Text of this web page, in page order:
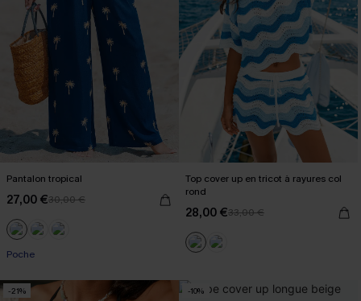
Pantalon tropical
27,00 €30,00 €
Poche
Top cover up en tricot à rayures col
rond
28,00 €33,00 €
-21% -10%